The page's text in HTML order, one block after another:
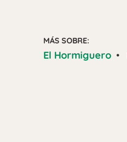
MÁS SOBRE:
El Hormiguero •